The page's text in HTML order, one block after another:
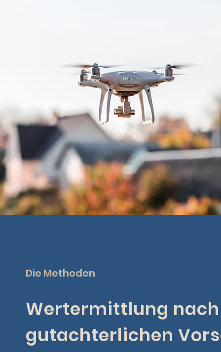
Die Methoden
Wertermittlung
gutachterlichen